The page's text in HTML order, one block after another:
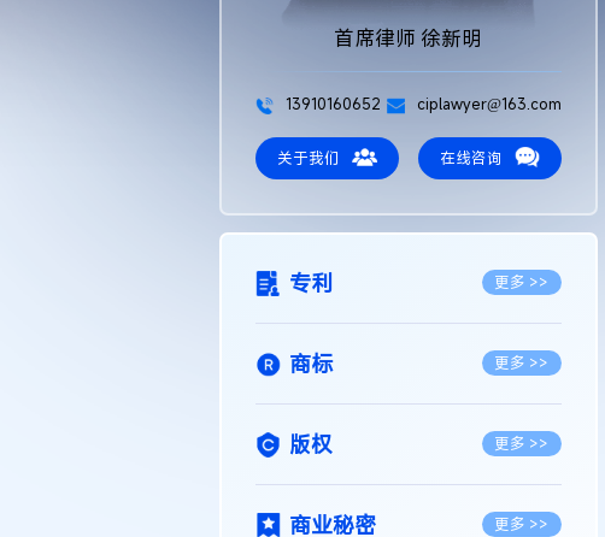
首席律师 徐新明
13910160652 ciplawyer@163.com
关于我们 在线咨询
专利 更多 >>
商标 更多 >>
版权 更多 >>
商业秘密 更多 >>